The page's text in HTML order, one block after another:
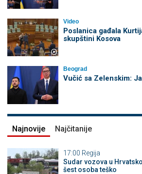
Video
Poslanica gađala
skupštini Kosova
Beograd
Vučić sa Zelenskim:
Najnovije Najčitanije
17:00 Regija
Sudar vozova u
šest osoba teško